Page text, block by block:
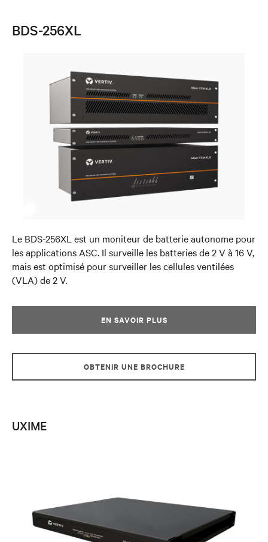
BDS-256XL
Le BDS-256XL est un moniteur de batterie autonome pour
les applications ASC. Il surveille les batteries de 2 V à 16 V,
mais est optimisé pour surveiller les cellules ventilées
(VLA) de 2 V.
EN SAVOIR PLUS
OBTENIR UNE BROCHURE
UXIME